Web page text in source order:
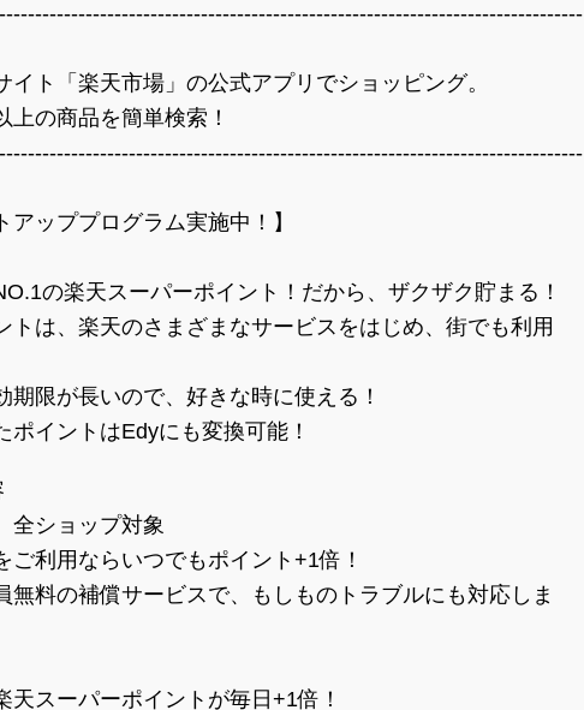
イト「楽天市場」の公式アプリでショッピング。
上の商品を簡単検索！
アッププログラム実施中！】
の楽天スーパーポイント！だから、ザクザク貯まる！
トは、楽天のさまざまなサービスをはじめ、街でも利用
期限が長いので、好きな時に使える！
ポイントはEdyにも変換可能！
全ショップ対象
ご利用ならいつでもポイント+1倍！
無料の補償サービスで、もしものトラブルにも対応しま
天スーパーポイントが毎日+1倍！